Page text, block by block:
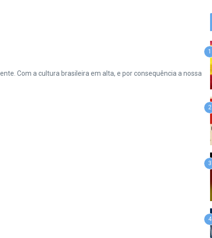
Com a cultura brasileira em alta, e por consequência a nossa
1
2
3
4